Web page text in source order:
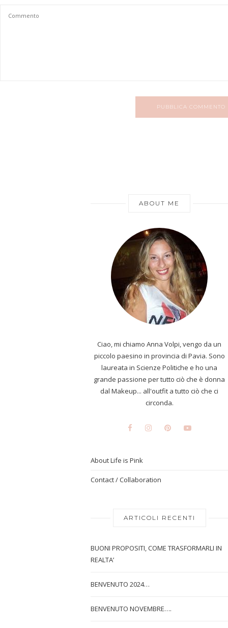
PUBBLICA COMMENTO
ABOUT ME
Ciao, mi chiamo Anna Volpi, vengo da un
piccolo paesino in provincia di Pavia. Sono
laureata in Scienze Politiche e ho una
grande passione per tutto ciò che è donna
dal Makeup... all'outfit a tutto ciò che ci
circonda.
About Life is Pink
Contact / Collaboration
ARTICOLI RECENTI
BUONI PROPOSITI, COME TRASFORMARLI IN
REALTA’
BENVENUTO 2024…
BENVENUTO NOVEMBRE….